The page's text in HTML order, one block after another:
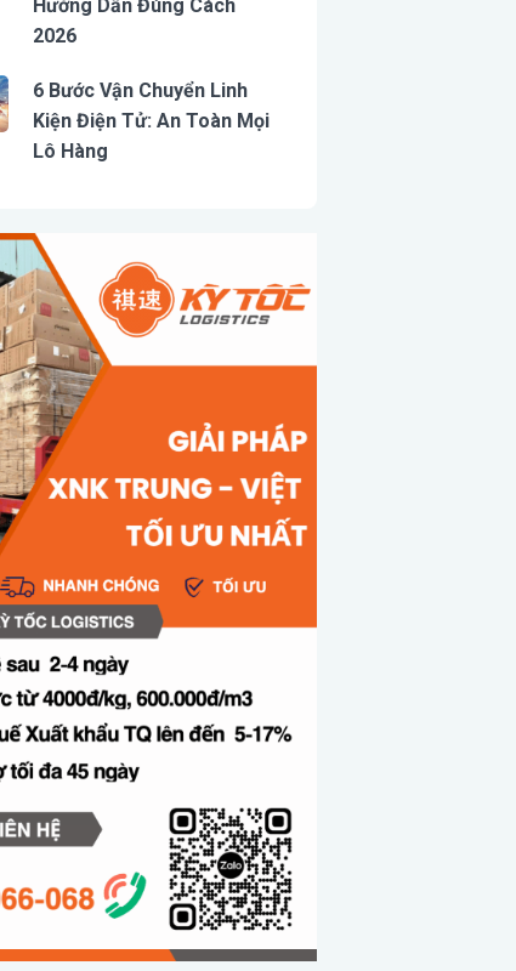
Hướng Dẫn Đúng Cách
2026
6 Bước Vận Chuyển Linh
Kiện Điện Tử: An Toàn Mọi
Lô Hàng